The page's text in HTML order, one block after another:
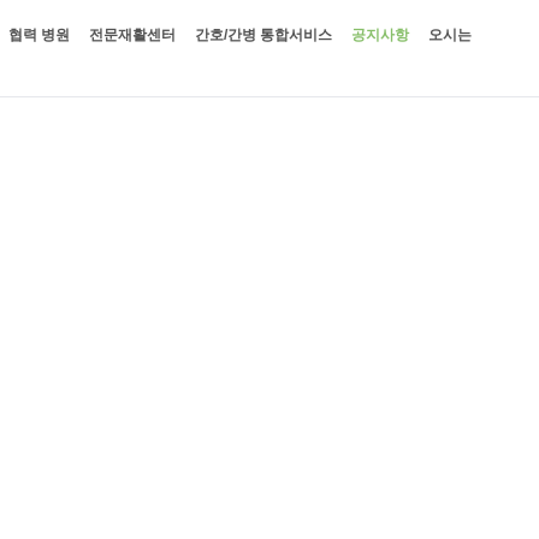
협력 병원 전문재활센터 간호/간병 통합서비스 공지사항
오시는